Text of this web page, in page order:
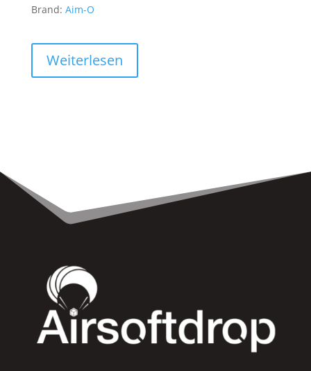
Brand: Aim-O
Weiterlesen